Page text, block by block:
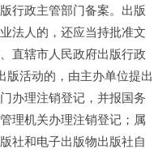
行政主管部门备案。出版
法人的，还应当持批准文
直辖市人民政府出版行政
版活动的，由主办单位提出
办理注销登记，并报国务
理机关办理注销登记；属
社和电子出版物出版社自